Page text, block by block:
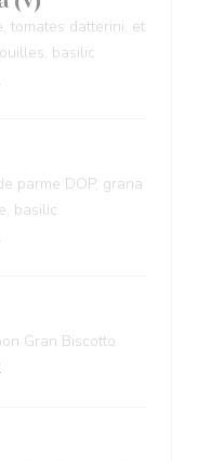
tomates datterini, et
basilic
parme DOP, grana
basilic
Gran Biscotto